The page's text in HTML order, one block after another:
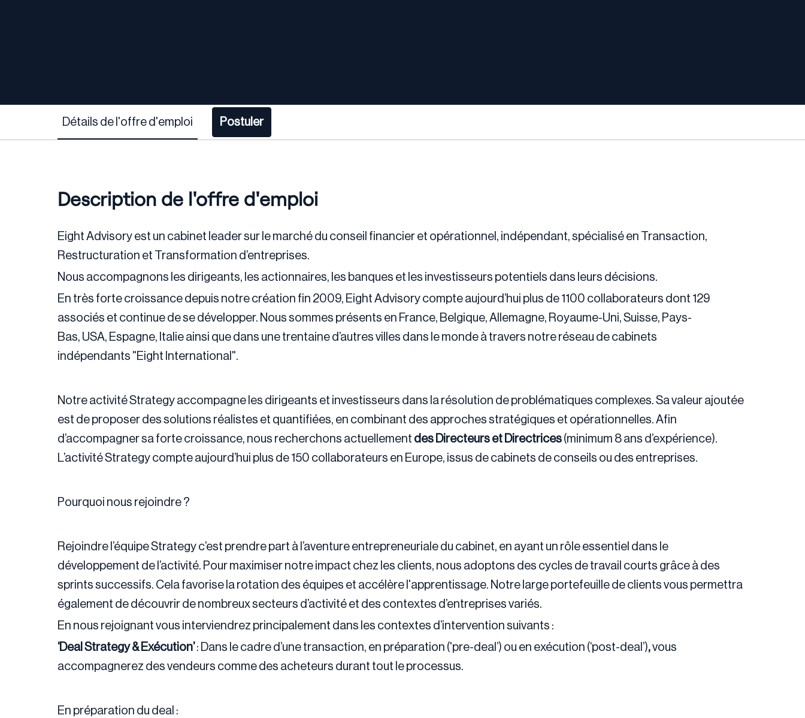
Détails de l'offre d'emploi Postuler
Description de l'offre d'emploi
Eight Advisory est un cabinet leader sur le marché du conseil financier et opérationnel, indépendant, spécialisé en Transaction,
Restructuration et Transformation d’entreprises.
Nous accompagnons les dirigeants, les actionnaires, les banques et les investisseurs potentiels dans leurs décisions.
En très forte croissance depuis notre création fin 2009, Eight Advisory compte aujourd’hui plus de 1100 collaborateurs dont 129
associés et continue de se développer. Nous sommes présents en France, Belgique, Allemagne, Royaume-Uni, Suisse, Pays-
Bas, USA, Espagne, Italie ainsi que dans une trentaine d’autres villes dans le monde à travers notre réseau de cabinets
indépendants "Eight International".
Notre activité Strategy accompagne les dirigeants et investisseurs dans la résolution de problématiques complexes. Sa valeur ajoutée
est de proposer des solutions réalistes et quantifiées, en combinant des approches stratégiques et opérationnelles. Afin
d’accompagner sa forte croissance, nous recherchons actuellement des Directeurs et Directrices (minimum 8 ans d’expérience).
L’activité Strategy compte aujourd’hui plus de 150 collaborateurs en Europe, issus de cabinets de conseils ou des entreprises.
Pourquoi nous rejoindre ?
Rejoindre l’équipe Strategy c’est prendre part à l’aventure entrepreneuriale du cabinet, en ayant un rôle essentiel dans le
développement de l’activité. Pour maximiser notre impact chez les clients, nous adoptons des cycles de travail courts grâce à des
sprints successifs. Cela favorise la rotation des équipes et accélère l'apprentissage. Notre large portefeuille de clients vous permettra
également de découvrir de nombreux secteurs d’activité et des contextes d’entreprises variés.
En nous rejoignant vous interviendrez principalement dans les contextes d’intervention suivants :
‘Deal Strategy & Exécution’: Dans le cadre d’une transaction, en préparation ('pre-deal’) ou en exécution (‘post-deal’),vous
accompagnerez des vendeurs comme des acheteurs durant tout le processus.
En préparation du deal :